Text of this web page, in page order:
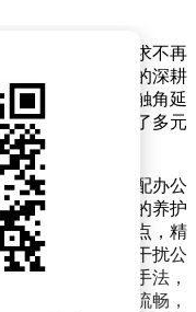
对康养服务的需求不再
业上门推拿领域的深耕
景边界，将服务触角延
为都市人群打造了多元
。
身定制了一套适配办公
的作息和碎片化的养护
化、低干扰为特点，精
响办公秩序、不干扰公
松、身心解压等手法，
套服务流程简洁流畅，